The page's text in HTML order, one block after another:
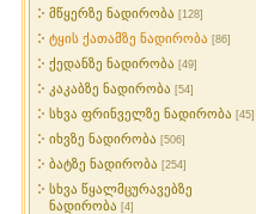
მწყერზე ნადირობა [128]
ტყის ქათამზე ნადირობა [86]
ქედანზე ნადირობა [49]
კაკაბზე ნადირობა [54]
სხვა ფრინველზე ნადირობა [45]
იხვზე ნადირობა [506]
ბატზე ნადირობა [254]
სხვა წყალმცურავებზე
ნადირობა [4]